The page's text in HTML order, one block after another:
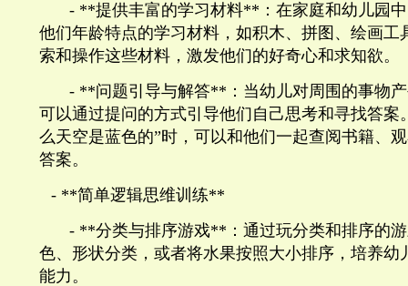
- **提供丰富的学习材料** ：在家庭和幼儿园
他们年龄特点的学习材料，如积木、拼图、绘画工
索和操作这些材料，激发他们的好奇心和求知欲。
- **问题引导与解答** ：当幼儿对周围的事物
可以通过提问的方式引导他们自己思考和寻找答案
么天空是蓝色的”时，可以和他们一起查阅书籍、
答案。
- **简单逻辑思维训练**
- **分类与排序游戏** ：通过玩分类和排序的
色、形状分类，或者将水果按照大小排序，培养幼
能力。